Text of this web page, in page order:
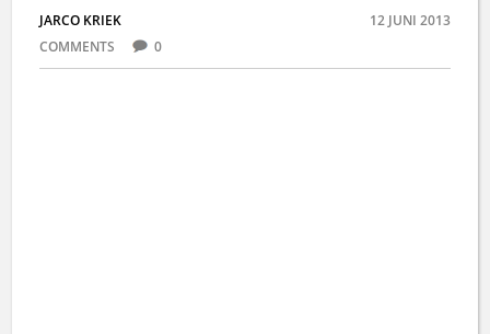
JARCO KRIEK
12 JUNI 2013
COMMENTS
0